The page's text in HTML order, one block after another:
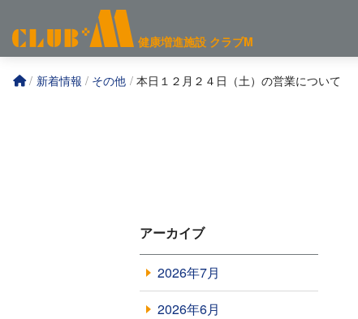
テ
健康増進施設クラブM
新着情報 その他 本日１２月２４日（土）の営業について
アーカイブ
2026年7月
2026年6月